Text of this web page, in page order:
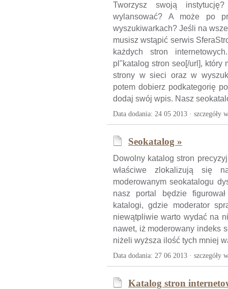
Tworzysz swoją
wylansować? A może po
wyszukiwarkach? Jeśli na
musisz wstąpić serwis
każdych stron
pl"katalog stron seo[/url], który
strony w sieci oraz w
potem dobierz podkategorię
dodaj swój wpis. Nasz
Data dodania: 24 05 2013 · szczegóły
Seokatalog »
Dowolny katalog stron
właściwe zlokalizują się
moderowanym seokatalogu
nasz portal będzie
katalogi, gdzie moderator
niewątpliwie warto wydać na
nawet, iż moderowany indeks
niżeli wyższa ilość tych mniej
Data dodania: 27 06 2013 · szczegóły
Katalog stron